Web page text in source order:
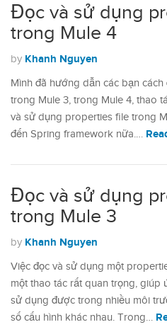
Đọc và sử dụng
trong Mule 4
by Khanh Nguyen
Mình đã hướng dẫn các bạn
trong Mule 3, trong Mule 4, thao
và sử dụng properties file trong
đến Spring framework nữa.…
Đọc và sử dụng
trong Mule 3
by Khanh Nguyen
Việc đọc và sử dụng một
một thao tác rất quan trọng, giúp
sử dụng được trong nhiều môi
số cấu hình khác nhau. Trong…